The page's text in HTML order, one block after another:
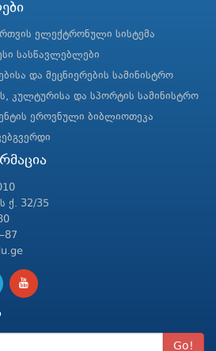
ელექტრონული სისტემა
სასწავლებლები
და მეცნიერების სამინისტრო
კულტურისა და სპორტის სამინისტრო
ეროვნული ბიბლიოთეკა
ქ. 32/35
Go!